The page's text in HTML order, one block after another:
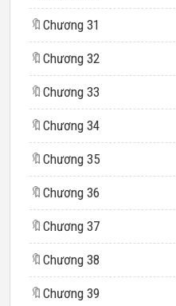
🔖 Chương 31
🔖 Chương 32
🔖 Chương 33
🔖 Chương 34
🔖 Chương 35
🔖 Chương 36
🔖 Chương 37
🔖 Chương 38
🔖 Chương 39